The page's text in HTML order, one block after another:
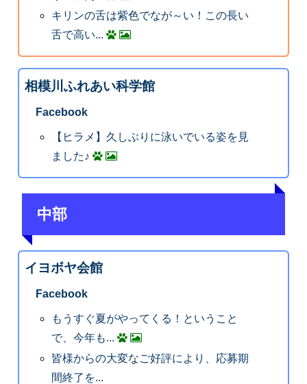
キリンの舌は紫色でなが～い！この長い
舌で高い...
相模川ふれあい科学館
Facebook
【ヒラメ】久しぶりに泳いでいる姿を見
ました♪
中部
イヨボヤ会館
Facebook
もうすぐ夏がやってくる！ということ
で、今年も...
皆様からの大変なご好評により、応募期
間終了を...